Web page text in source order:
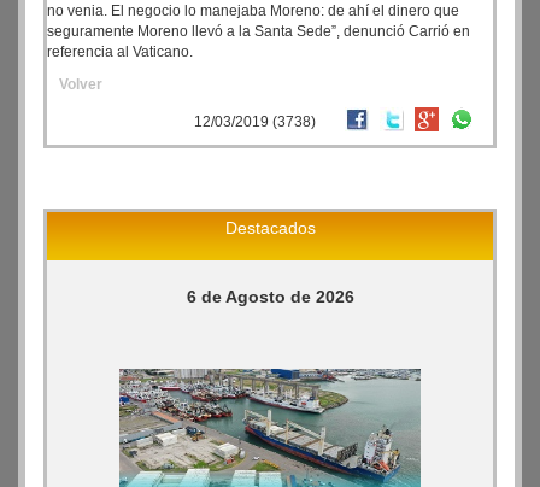
no venia. El negocio lo manejaba Moreno: de ahí el dinero que
seguramente Moreno llevó a la Santa Sede”, denunció Carrió en
referencia al Vaticano.
Volver
12/03/2019 (3738)
Destacados
6 de Agosto de 2026